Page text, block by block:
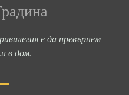
е да превърнем
в дом.